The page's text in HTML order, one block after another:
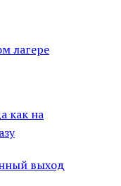
лагере
как на
выход